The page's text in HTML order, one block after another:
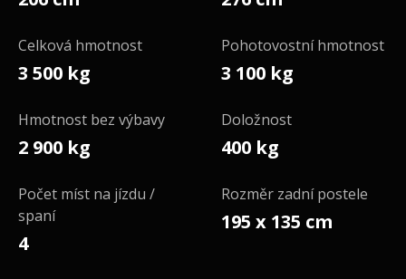
Celková hmotnost
3 500 kg
Pohotovostní hmotnost
3 100 kg
Hmotnost bez výbavy
2 900 kg
Doložnost
400 kg
Počet míst na jízdu /
spaní
4
Rozměr zadní postele
195 x 135 cm